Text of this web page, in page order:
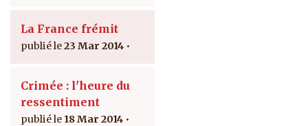
La France frémit
23 Mar 2014
Crimée : l'heure du
ressentiment
18 Mar 2014